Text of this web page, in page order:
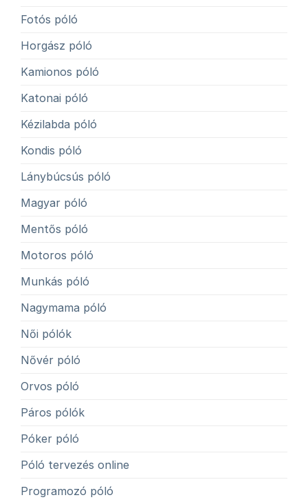
Fotós póló
Horgász póló
Kamionos póló
Katonai póló
Kézilabda póló
Kondis póló
Lánybúcsús póló
Magyar póló
Mentős póló
Motoros póló
Munkás póló
Nagymama póló
Női pólók
Nővér póló
Orvos póló
Páros pólók
Póker póló
Póló tervezés online
Programozó póló